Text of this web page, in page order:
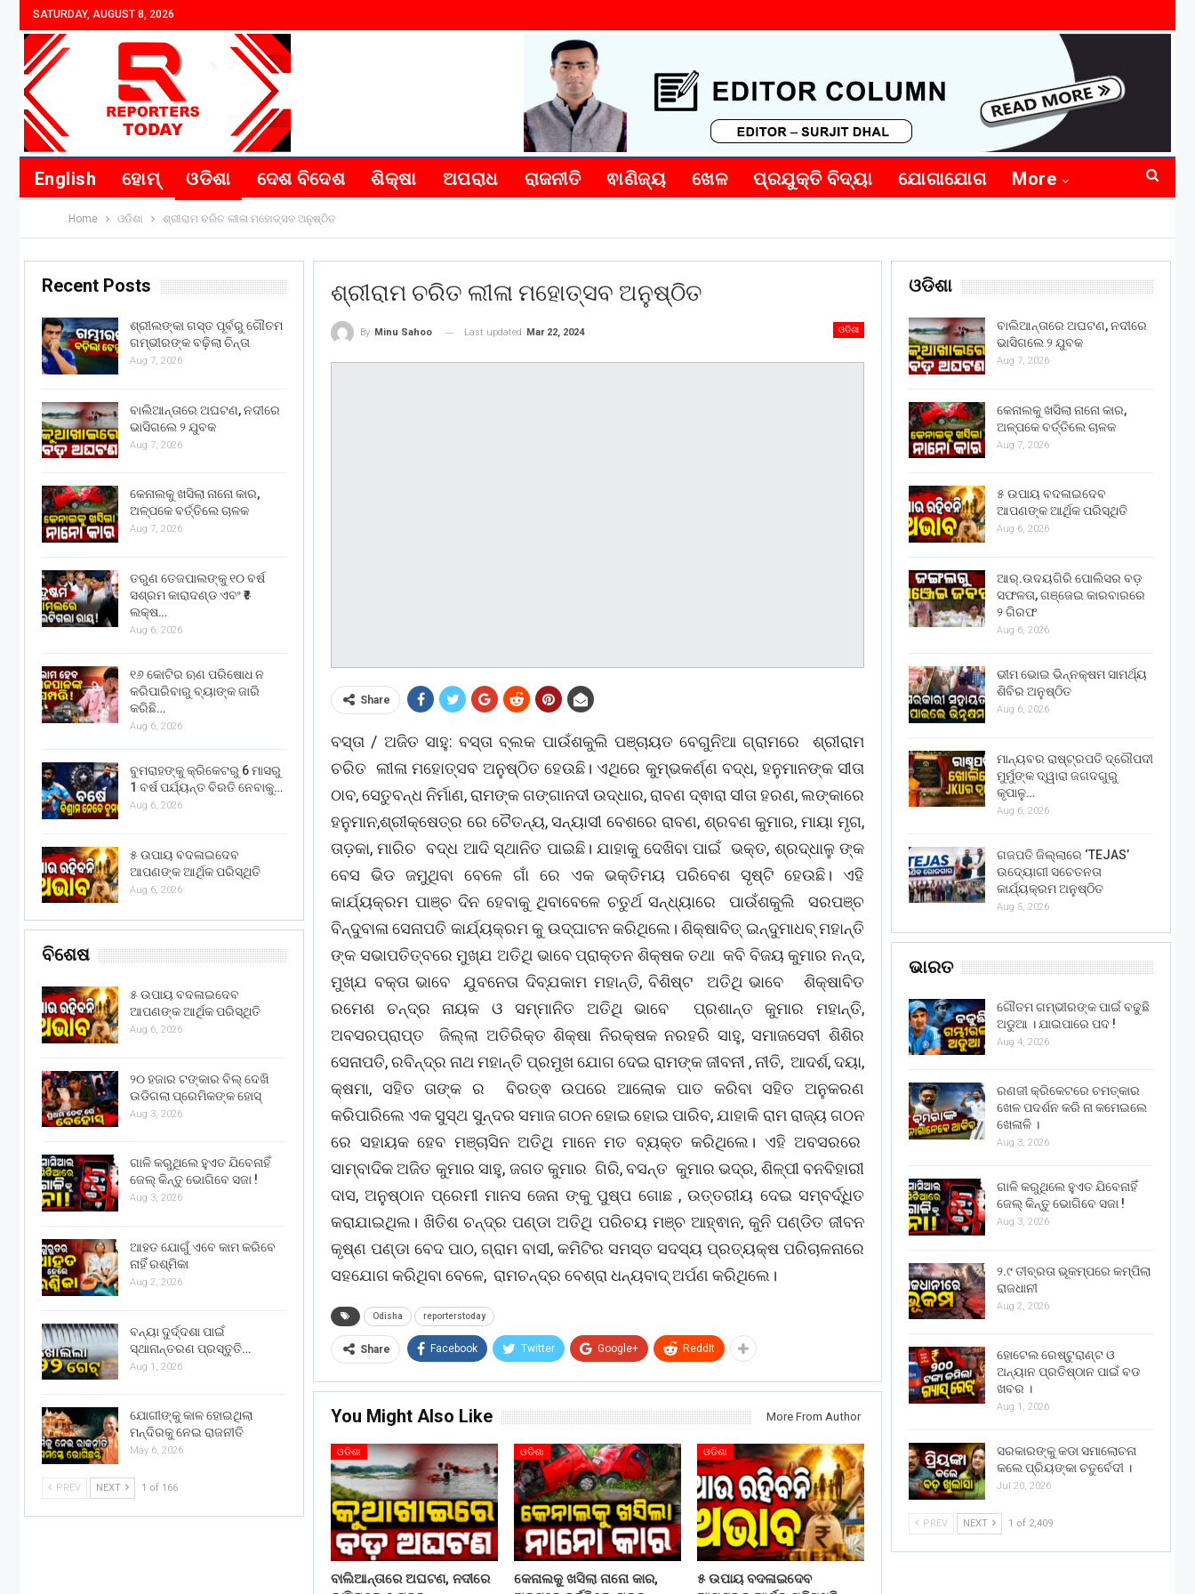
SATURDAY, AUGUST 8, 2026
English ହୋମ୍ ଓଡିଶା ଦେଶ ବିଦେଶ ଶିକ୍ଷା ଅପରାଧ ରାଜନୀତି ଵାଣିଜ୍ୟ ଖେଳ ପ୍ରଯୁକ୍ତି ବିଦ୍ୟା ଯୋଗାଯୋଗ More
Home ଓଡିଶା ଶ୍ରୀରାମ ଚରିତ ଲୀଳା ମହୋତ୍ସବ ଅନୁଷ୍ଠିତ
ଶ୍ରୀରାମ ଚରିତ ଲୀଳା ମହୋତ୍ସବ ଅନୁଷ୍ଠିତ
ଓଡିଶା
By Minu Sahoo Last updated Mar 22, 2024
Share
ବସ୍ତା / ଅଜିତ ସାହୁ: ବସ୍ତା ବ୍ଲକ ପାଉଁଶକୁଲି ପଞ୍ଚାୟତ ବେଗୁନିଆ ଗ୍ରାମରେ ଶ୍ରୀରାମ
ଚରିତ ଲୀଳା ମହୋତ୍ସବ ଅନୁଷ୍ଠିତ ହେଉଛି। ଏଥିରେ କୁମ୍ଭକର୍ଣ୍ଣ ବଦ୍ଧ, ହନୁମାନଙ୍କ ସୀତା
ଠାବ, ସେତୁବନ୍ଧ ନିର୍ମାଣ, ରାମଙ୍କ ଗଙ୍ଗାନଦୀ ଉଦ୍ଧାର, ରାବଣ ଦ୍ଵାରା ସୀତା ହରଣ, ଲଙ୍କାରେ
ହନୁମାନ,ଶ୍ରୀକ୍ଷେତ୍ର ରେ ଚୈତନ୍ୟ, ସନ୍ୟାସୀ ବେଶରେ ରାବଣ, ଶ୍ରବଣ କୁମାର, ମାୟା ମୃଗ,
ତାଡ଼କା, ମାରିଚ ବଦ୍ଧ ଆଦି ସ୍ଥାନିତ ପାଇଛି। ଯାହାକୁ ଦେଖିବା ପାଇଁ ଭକ୍ତ, ଶ୍ରଦ୍ଧାଳୁ ଙ୍କ
ବେସ ଭିଡ ଜମୁଥିବା ବେଳେ ଗାଁ ରେ ଏକ ଭକ୍ତିମୟ ପରିବେଶ ସୃଷ୍ଟି ହେଉଛି। ଏହି
କାର୍ଯ୍ୟକ୍ରମ ପାଞ୍ଚ ଦିନ ହେବାକୁ ଥିବାବେଳେ ଚତୁର୍ଥ ସନ୍ଧ୍ୟାରେ ପାଉଁଶକୁଲି ସରପଞ୍ଚ
ବିନ୍ଦୁବାଳା ସେନାପତି କାର୍ଯ୍ୟକ୍ରମ କୁ ଉଦ୍ଘାଟନ କରିଥିଲେ। ଶିକ୍ଷାବିତ୍ ଇନ୍ଦୁମାଧବ୍ ମହାନ୍ତି
ଙ୍କ ସଭାପତିତ୍ବରେ ମୁଖ୍ଯ ଅତିଥି ଭାବେ ପ୍ରାକ୍ତନ ଶିକ୍ଷକ ତଥା କବି ବିଜୟ କୁମାର ନନ୍ଦ,
ମୁଖ୍ଯ ବକ୍ତା ଭାବେ ଯୁବନେତା ଦିବ୍ଯକାମ ମହାନ୍ତି, ବିଶିଷ୍ଟ ଅତିଥି ଭାବେ ଶିକ୍ଷାବିତ
ରମେଶ ଚନ୍ଦ୍ର ନାୟକ ଓ ସମ୍ମାନିତ ଅତିଥି ଭାବେ ପ୍ରଶାନ୍ତ କୁମାର ମହାନ୍ତି,
ଅବସରପ୍ରାପ୍ତ ଜିଲ୍ଲା ଅତିରିକ୍ତ ଶିକ୍ଷା ନିରକ୍ଷକ ନରହରି ସାହୁ, ସମାଜସେବୀ ଶିଶିର
ସେନାପତି, ରବିନ୍ଦ୍ର ନାଥ ମହାନ୍ତି ପ୍ରମୁଖ ଯୋଗ ଦେଇ ରାମଙ୍କ ଜୀବନୀ , ନୀତି, ଆଦର୍ଶ, ଦୟା,
କ୍ଷମା, ସହିତ ତାଙ୍କ ର ବିରତ୍ଵ ଉପରେ ଆଲୋକ ପାତ କରିବା ସହିତ ଅନୁକରଣ
କରିପାରିଲେ ଏକ ସୁସ୍ଥ ସୁନ୍ଦର ସମାଜ ଗଠନ ହୋଇ ହୋଇ ପାରିବ, ଯାହାକି ରାମ ରାଜ୍ୟ ଗଠନ
ରେ ସହାୟକ ହେବ ମଞ୍ଚାସିନ ଅତିଥି ମାନେ ମତ ବ୍ୟକ୍ତ କରିଥିଲେ। ଏହି ଅବସରରେ
ସାମ୍ବାଦିକ ଅଜିତ କୁମାର ସାହୁ, ଜଗତ କୁମାର ଗିରି, ବସନ୍ତ କୁମାର ଭଦ୍ର, ଶିଳ୍ପୀ ବନବିହାରୀ
ଦାସ, ଅନୁଷ୍ଠାନ ପ୍ରେମୀ ମାନସ ଜେନା ଙ୍କୁ ପୁଷ୍ପ ଗୋଛ , ଉତ୍ତରୀୟ ଦେଇ ସମ୍ବର୍ଦ୍ଧିତ
କରାଯାଇଥିଲ। ଖିତିଶ ଚନ୍ଦ୍ର ପଣ୍ଡା ଅତିଥି ପରିଚୟ ମଞ୍ଚ ଆହ୍ଵାନ, କୁନି ପଣ୍ଡିତ ଜୀବନ
କୃଷ୍ଣ ପଣ୍ଡା ବେଦ ପାଠ, ଗ୍ରାମ ବାସୀ, କମିଟିର ସମସ୍ତ ସଦସ୍ୟ ପ୍ରତ୍ୟକ୍ଷ ପରିଚାଳନାରେ
ସହଯୋଗ କରିଥିବା ବେଳେ, ରାମଚନ୍ଦ୍ର ବେଶ୍ରା ଧନ୍ୟବାଦ୍ ଅର୍ପଣ କରିଥିଲେ।
Odisha reporterstoday
Share Facebook Twitter Google+ ReddIt
You Might Also Like More From Author
ଓଡିଶା
ବାଲିଆନ୍ତାରେ ଅଘଟଣ, ନଦୀରେ
ଓଡିଶା
କେନାଲକୁ ଖସିଲା ନାନୋ କାର,
ଓଡିଶା
୫ ଉପାୟ ବଦଳାଇଦେବ
ଓଡିଶା
ବାଲିଆନ୍ତାରେ ଅଘଟଣ, ନଦୀରେ
ଭାସିଗଲେ ୨ ଯୁବକ
Aug 7, 2026
କେନାଲକୁ ଖସିଲା ନାନୋ କାର,
ଅଳ୍ପକେ ବର୍ତ୍ତିଲେ ଚାଳକ
Aug 7, 2026
୫ ଉପାୟ ବଦଳାଇଦେବ
ଆପଣଙ୍କ ଆର୍ଥିକ ପରିସ୍ଥିତି
Aug 6, 2026
ଆର୍.ଉଦୟଗିରି ପୋଲିସର ବଡ଼
ସଫଳତା, ଗଞ୍ଜେଇ କାରବାରରେ
୨ ଗିରଫ
Aug 6, 2026
ଭୀମ ଭୋଇ ଭିନ୍ନକ୍ଷମ ସାମର୍ଥ୍ୟ
ଶିବିର ଅନୁଷ୍ଠିତ
Aug 6, 2026
ମାନ୍ୟବର ରାଷ୍ଟ୍ରପତି ଦ୍ରୌପଦୀ
ମୁର୍ମୁଙ୍କ ଦ୍ୱାରା ଜଗଦଗୁରୁ
କୃପାଳୁ…
Aug 6, 2026
ଗଜପତି ଜିଲ୍ଲାରେ ‘TEJAS’
ଉଦ୍ୟୋଗୀ ସଚେତନତା
କାର୍ଯ୍ୟକ୍ରମ ଅନୁଷ୍ଠିତ
Aug 5, 2026
ଭାରତ
ଗୌତମ ଗମ୍ଭୀରଙ୍କ ପାଇଁ ବଢୁଛି
ଅଡୁଆ । ଯାଇପାରେ ପଦ !
Aug 4, 2026
ରଣଜୀ କ୍ରିକେଟରେ ଚମତ୍କାର
ଖେଳ ପଦର୍ଶନ କରି ନା କମେଇଲେ
ଖେଳାଳି ।
Aug 3, 2026
ଗାଳି କରୁଥିଲେ ହୁଏତ ଯିବେନାହିଁ
ଜେଲ୍ କିନ୍ତୁ ଭୋଗିବେ ସଜା !
Aug 3, 2026
୨.୯ ତୀବ୍ରତା ଭୂକମ୍ପରେ କମ୍ପିଲା
ରାଜଧାନୀ
Aug 2, 2026
ହୋଟେଲ ରେଷ୍ଟୁରାଣ୍ଟ ଓ
ଅନ୍ୟାନ ପ୍ରତିଷ୍ଠାନ ପାଇଁ ବଡ
ଖବର ।
Aug 1, 2026
ସରକାରଙ୍କୁ କଡା ସମାଲୋଚନା
କଲେ ପ୍ରିୟଙ୍କା ଚତୁର୍ବେଦୀ ।
Jul 20, 2026
PREV NEXT 1 of 2,409
Recent Posts
ଶ୍ରୀଲଙ୍କା ଗସ୍ତ ପୂର୍ବରୁ ଗୌତମ
ଗମ୍ଭୀରଙ୍କ ବଢ଼ିଲା ଚିନ୍ତା
Aug 7, 2026
ବାଲିଆନ୍ତାରେ ଅଘଟଣ, ନଦୀରେ
ଭାସିଗଲେ ୨ ଯୁବକ
Aug 7, 2026
କେନାଲକୁ ଖସିଲା ନାନୋ କାର,
ଅଳ୍ପକେ ବର୍ତ୍ତିଲେ ଚାଳକ
Aug 7, 2026
ତରୁଣ ତେଜପାଲଙ୍କୁ ୧୦ ବର୍ଷ
ସଶ୍ରମ କାରାଦଣ୍ଡ ଏବଂ ₹୫
ଲକ୍ଷ…
Aug 6, 2026
୧୬ କୋଟିର ଋଣ ପରିଷୋଧ ନ
କରିପାରିବାରୁ ବ୍ୟାଙ୍କ ଜାରି
କରିଛି…
Aug 6, 2026
ବୁମରାହଙ୍କୁ କ୍ରିକେଟରୁ 6 ମାସରୁ
1 ବର୍ଷ ପର୍ଯ୍ୟନ୍ତ ବିରତି ନେବାକୁ…
Aug 6, 2026
୫ ଉପାୟ ବଦଳାଇଦେବ
ଆପଣଙ୍କ ଆର୍ଥିକ ପରିସ୍ଥିତି
Aug 6, 2026
ବିଶେଷ
୫ ଉପାୟ ବଦଳାଇଦେବ
ଆପଣଙ୍କ ଆର୍ଥିକ ପରିସ୍ଥିତି
Aug 6, 2026
୨୦ ହଜାର ଟଙ୍କାର ବିଲ୍ ଦେଖି
ଉଡିଗଲା ପ୍ରେମିକଙ୍କ ହୋସ୍
Aug 3, 2026
ଗାଳି କରୁଥିଲେ ହୁଏତ ଯିବେନାହିଁ
ଜେଲ୍ କିନ୍ତୁ ଭୋଗିବେ ସଜା !
Aug 3, 2026
ଆହତ ଯୋଗୁଁ ଏବେ କାମ କରିବେ
ନାହିଁ ରଶ୍ମିକା
Aug 2, 2026
ବନ୍ୟା ଦୁର୍ଦ୍ଦଶା ପାଇଁ
ସ୍ଥାନାନ୍ତରଣ ପ୍ରସ୍ତୁତି…
Aug 1, 2026
ଯୋଗୀଙ୍କୁ କାଳ ହୋଇଥିଲା
ମନ୍ଦିରକୁ ନେଇ ରାଜନୀତି
May 6, 2026
PREV NEXT 1 of 166